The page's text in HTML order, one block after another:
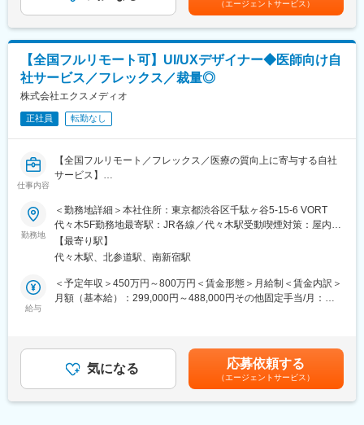
催、学会取材などから情報を収集いただきます。
やすく、科学的に正しく作成いただきます。
【取り扱い製品例】
■医療用医薬品の製品情報概要
■効果効能や臨床試験等のパンフレット
■座談会等の記録集
■MRの研修テキスト
■患者向け説明冊子
■Webサイトをはじめとする各種デジタル資材等
企画制作部は20名程度の部署になります。チーム体制で業務を行
っており、1チームにつき5～7名で構成さています。製薬企業か
ら転職してきた方が多くいらっしゃり、経験・知識豊富なスタッ
フが揃っています。
【キャリアパス】
ゆくゆくは販促資材の企画立案もお任せしたいと考えています。
【弊社の特徴】
■ライター所属数は業界1位：
上下する可能性があります。月給(月額)は固定手当を含めた表記で
す。
（エージェントサービス）
【全国フルリモート可】UI/UXデザイナー◆医師向け自
社サービス／フレックス／裁量◎
株式会社エクスメディオ
正社員 転勤なし
仕事内容
【全国フルリモート／フレックス／医療の質向上に寄与する自社
サービス】
医師専用Webサービス・アプリを運営する当社にて、「ヒポク
ラ」のUI/UXデザイナーをお任せします。
■業務内容：
医師という専門性の高いユーザーに向き合い、プロダクト・マー
ケティング・ブランディングまで横断的に関わることができま
す。PM・開発ディレクター・エンジニアと連携しながら、UI/UX
っていただきたいと考えています。
勤務地
＜勤務地詳細＞本社住所：東京都渋谷区千駄ヶ谷5-15-6 VORT
代々木5F勤務地最寄駅：JR各線／代々木駅受動喫煙対策：屋内全
面禁煙変更の範囲：会社の定める事業所（リモートワーク含む）
【最寄り駅】
代々木駅、北参道駅、南新宿駅
給与
＜予定年収＞450万円～800万円＜賃金形態＞月給制＜賃金内訳＞
月額（基本給）：299,000円～488,000円その他固定手当/月：
残業手当＞有＜給与補足＞■上記「その他固定手当」：在宅勤務手
当賃金はあくまでも目安の金額であり、選考を通じて上下する可
能性があります。月給(月額)は固定手当を含めた表記です。
気になる 応募依頼する
（エージェントサービス）